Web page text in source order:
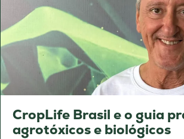
CropLife Brasil e o guia
agrotóxicos e biológicos